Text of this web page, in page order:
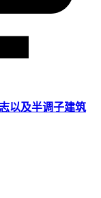
以及半调子建筑